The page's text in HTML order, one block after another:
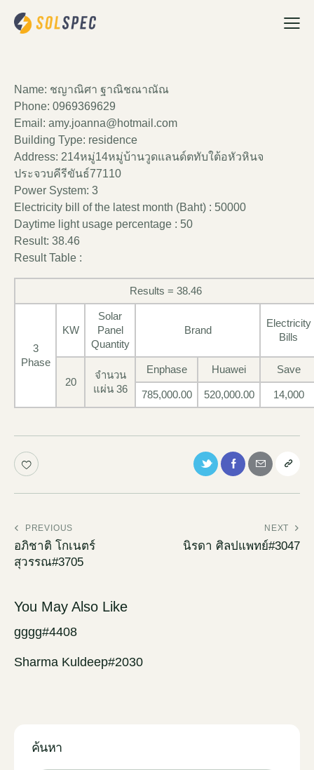
Name: ชญา​ณิ​ศา​ ฐ​า​ณิ​ช​ณ​า​ณั​ณ​
Phone: 0969369629
Email: amy.joanna@hotmail.com
Building Type: residence
Address: 214​หมู่​14​หมู่บ้าน​วูด​แลน​ด์ต​ทับ​ใต้​อ​หัว​หิน​จ​
ประจวบ​คีรี​ขันธ์​77110​
Power System: 3
Electricity bill of the latest month (Baht) : 50000
Daytime light usage percentage : 50
Result: 38.46
Result Table :
Results = 38.46
3
Phase
KW
Solar
Panel
Quantity
Brand
Electricity
Bills
20
จำนวน
แผ่น 36
Enphase Huawei Save
785,000.00 520,000.00 14,000
PREVIOUS
อภิชาติ โกเนตร์
สุวรรณ#3705
NEXT
นิรดา ศิลปแพทย์#3047
You May Also Like
gggg#4408
Sharma Kuldeep#2030
ค้นหา